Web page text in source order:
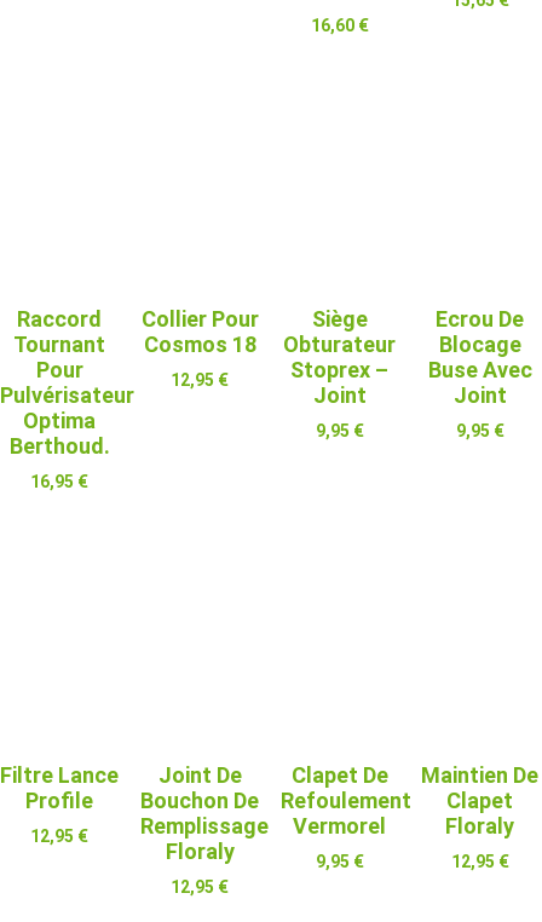
16,60 €
Raccord
Tournant
Pour
Pulvérisateur
Optima
Berthoud.
16,95 €
Collier Pour
Cosmos 18
12,95 €
Siège
Obturateur
Stoprex –
Joint
9,95 €
Ecrou De
Blocage
Buse Avec
Joint
9,95 €
Filtre Lance
Profile
12,95 €
Joint De
Bouchon De
Remplissage
Floraly
12,95 €
Clapet De
Refoulement
Vermorel
9,95 €
Maintien De
Clapet
Floraly
12,95 €